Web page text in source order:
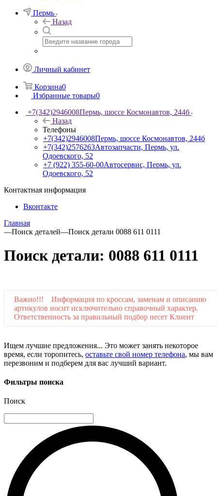
Пермь
Назад
Личный кабинет
Корзина0
Избранные товары0
+7(342)2946008Пермь, шоссе Космонавтов, 244б
Назад
Телефоны
+7(342)2946008Пермь, шоссе Космонавтов, 244б
+7(342)2576263Автозапчасти, Пермь, ул.
Одоевского, 52
+7 (922) 355-60-00Автосервис, Пермь, ул.
Одоевского, 52
Контактная информация
Вконтакте
Главная
—Поиск деталей—Поиск детали 0088 611 0111
Поиск детали: 0088 611 0111
Важно!!! Информация по кроссам, заменам и описанию
артикулов носит исключительно справочный характер.
Ответственность за правильный подбор несет Клиент
Ищем лучшие предложения... Это может занять некоторое
время, если торопитесь, оставьте свой номер телефона, мы вам
перезвоним и подберем для вас лучший вариант.
Фильтры поиска
Поиск